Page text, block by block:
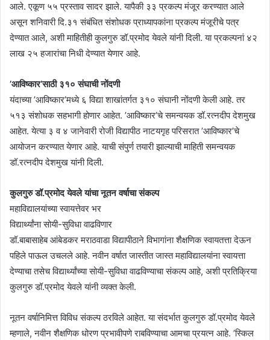
आले. एकूण ५५ प्रस्ताव सादर झाले. यापैकी ३३ प्रकल्प मंजूर करण्यात आले
असून शनिवारी दि.३१ संबंधित संशोधक प्राध्यापकांना प्रकल्प मंजूरीचे पत्र
देण्यात आले, अशी माहितीही कुलगुरु डॉ.प्रमोद येवले यांनी दिली. या प्रकल्पनां ४२
लाख २५ हजारांचा निधी देण्यात येणार आहे.
’आविष्कार’साठी ३१० संघाची नोंदणी
यंदाच्या ’आविष्कार’मध्ये ६ विद्या शाखांतर्गत ३१० संघानी नोंदणी केली आहे. तर
५१३ संशोधक सहभागी होणार आहेत. ’आविष्कार’चे समन्वयक डॉ.रत्नदीप देशमुख
आहेत. येत्या ३ व ४ जानेवारी रोजी विद्यापीठ नाटयगृह परिसरात ’आविष्कार’चे
आयोजन करण्यात येणार आहे. याची संपुर्ण तयारी झाल्याची माहिती समन्वयक
डॉ.रत्नदीप देशमुख यांनी दिली.
कुलगुरु डॉ.प्रमोद येवले यांचा नूतन वर्षाचा संकल्प
महाविद्यालयांच्या स्वायत्तेवर भर
विद्यार्थ्यांना सोयी-सुविधा वाढविणार
डॉ.बाबासाहेब आंबेडकर मराठवाडा विद्यापीठाने विभागांना शैक्षणिक स्वायतत्ता देऊन
पहिले पाऊल उचलले आहे. नवीन वर्षात जास्तीत जास्त महाविद्यालयांना स्वायत्ता
देण्याचा तसेच विद्यार्थ्यांच्या सोयी-सुविधा वाढविण्याचा संकल्प आहे, अशी प्रतिक्रिया
कुलगुरु डॉ.प्रमोद येवले यांनी व्यक्त केली.
नूतन वर्षानिमित्त विविध संकल्प ठरविले आहेत. या संदर्भात कुलगुरु डॉ.प्रमोद येवले
म्हणाले, नवीन शैक्षणिक धोरण प्रभावीपणे राबविण्याचा आमचा प्रयत्न आहे. ’स्किल